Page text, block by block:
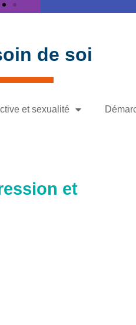
de soi
et sexualité
et